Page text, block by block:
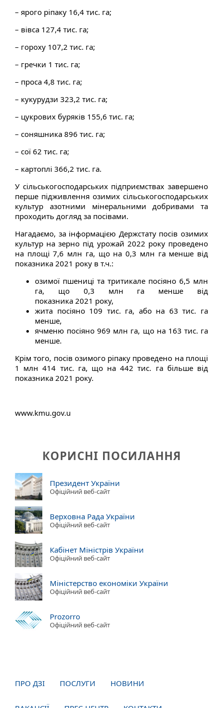
– ярого ріпаку 16,4 тис. га;
– вівса 127,4 тис. га;
– гороху 107,2 тис. га;
– гречки 1 тис. га;
– проса 4,8 тис. га;
– кукурудзи 323,2 тис. га;
– цукрових буряків 155,6 тис. га;
– соняшника 896 тис. га;
– сої 62 тис. га;
– картоплі 366,2 тис. га.
У сільськогосподарських підприємствах завершено
перше підживлення озимих сільськогосподарських
культур азотними мінеральними добривами та
проходить догляд за посівами.
Нагадаємо, за інформацією Держстату посів озимих
культур на зерно під урожай 2022 року проведено
на площі 7,6 млн га, що на 0,3 млн га менше від
показника 2021 року в т.ч.:
озимої пшениці та тритикале посіяно 6,5 млн
га, що 0,3 млн га менше від
показника 2021 року,
жита посіяно 109 тис. га, або на 63 тис. га
менше,
ячменю посіяно 969 млн га, що на 163 тис. га
менше.
Крім того, посів озимого ріпаку проведено на площі
1 млн 414 тис. га, що на 442 тис. га більше від
показника 2021 року.
www.kmu.gov.u
КОРИСНІ ПОСИЛАННЯ
Президент України
Офіційний веб-сайт
Верховна Рада України
Офіційний веб-сайт
Кабінет Міністрів України
Офіційний веб-сайт
Міністерство економіки України
Офіційний веб-сайт
Prozorro
Офіційний веб-сайт
ПРО ДЗІ ПОСЛУГИ НОВИНИ